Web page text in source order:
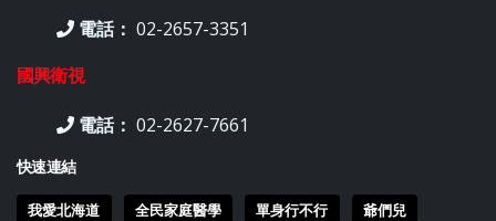
電話： 02-2657-3351
國興衛視
電話： 02-2627-7661
快速連結
我愛北海道 全民家庭醫學 單身行不行
爺們兒